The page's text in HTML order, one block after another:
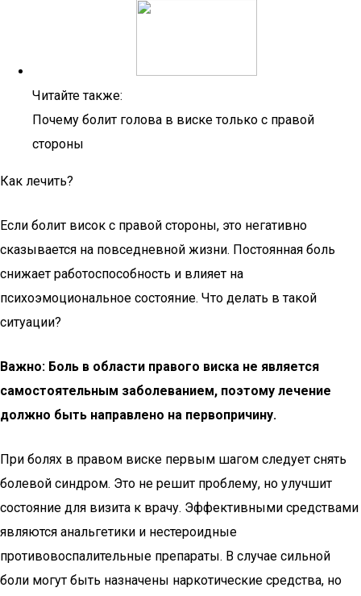
Читайте также:
Почему болит голова в виске только с правой
стороны
Как лечить?
Если болит висок с правой стороны, это негативно
сказывается на повседневной жизни. Постоянная боль
снижает работоспособность и влияет на
психоэмоциональное состояние. Что делать в такой
ситуации?
Важно: Боль в области правого виска не является
самостоятельным заболеванием, поэтому лечение
должно быть направлено на первопричину.
При болях в правом виске первым шагом следует снять
болевой синдром. Это не решит проблему, но улучшит
состояние для визита к врачу. Эффективными средствами
являются анальгетики и нестероидные
противовоспалительные препараты. В случае сильной
боли могут быть назначены наркотические средства, но